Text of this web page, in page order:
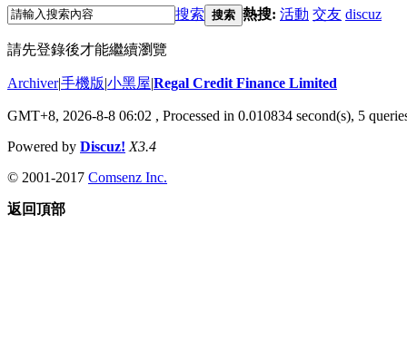
搜索 搜索 熱搜: 活動 交友 discuz
請先登錄後才能繼續瀏覽
Archiver|手機版|小黑屋|Regal Credit Finance Limited
GMT+8, 2026-8-8 06:02 , Processed in 0.010834 second(s), 5
Powered by Discuz! X3.4
© 2001-2017 Comsenz Inc.
返回頂部